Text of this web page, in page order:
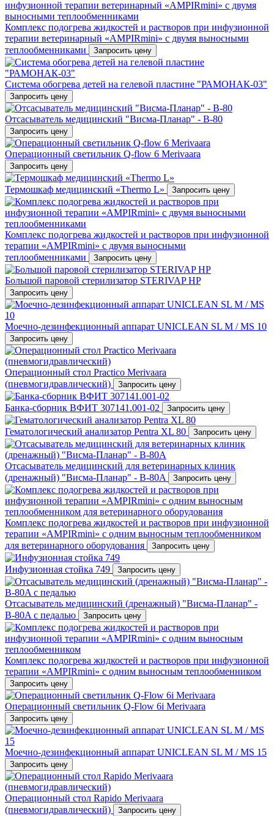
Комплекс подогрева жидкостей и растворов при инфузионной
терапии ветеринарный «AMPIRmini» c двумя выносными
теплообменниками
Запросить цену
Система обогрева детей на гелевой пластине "РАМОНАК-03"
Запросить цену
Отсасыватель медицинский "Висма-Планар" - В-80
Запросить цену
Операционный светильник Q-flow 6 Merivaara
Запросить цену
Термошкаф медицинский «Thermo L» Запросить цену
Комплекс подогрева жидкостей и растворов при инфузионной
терапии «AMPIRmini» c двумя выносными
теплообменниками
Запросить цену
Большой паровой стерилизатор STERIVAP HP
Запросить цену
Mоечно-дезинфекционный аппарат UNICLEAN SL M / MS 10
Запросить цену
Операционный стол Practico Merivaara
(пневмогидравлический)
Запросить цену
Банка-сборник ВФИТ 307141.001-02 Запросить цену
Гематологический анализатор Pentra XL 80 Запросить цену
Отсасыватель медицинский для ветеринарных клиник
(дренажный) "Висма-Планар" - В-80A
Запросить цену
Комплекс подогрева жидкостей и растворов при инфузионной
терапии «AMPIRmini» c одним выносным теплообменником
для ветеринарного оборудования
Запросить цену
Инфузионная стойка 749 Запросить цену
Отсасыватель медицинский (дренажный) "Висма-Планар" -
В-80A с педалью
Запросить цену
Комплекс подогрева жидкостей и растворов при инфузионной
терапии «AMPIRmini» c одним выносным теплообменником
Запросить цену
Операционный светильник Q-Flow 6i Merivaara
Запросить цену
Mоечно-дезинфекционный аппарат UNICLEAN SL M / MS 15
Запросить цену
Операционный стол Rapido Merivaara
(пневмогидравлический)
Запросить цену